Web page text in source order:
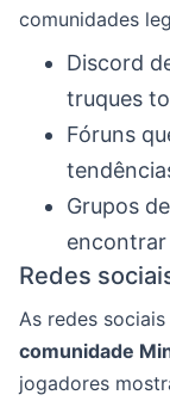
comunidades
Discord
truques
Fóruns
Grupos
Redes
As redes
comunidade
jogadores